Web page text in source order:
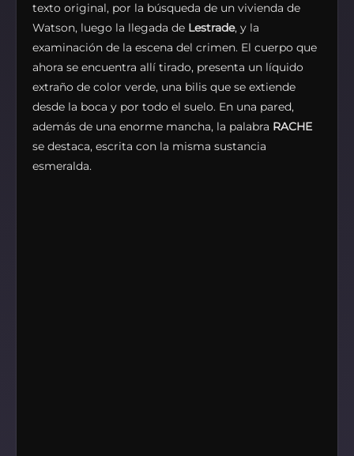
texto original, por la búsqueda de un vivienda de
Watson, luego la llegada de Lestrade, y la
examinación de la escena del crimen. El cuerpo que
ahora se encuentra allí tirado, presenta un líquido
extraño de color verde, una bilis que se extiende
desde la boca y por todo el suelo. En una pared,
además de una enorme mancha, la palabra RACHE
se destaca, escrita con la misma sustancia
esmeralda.